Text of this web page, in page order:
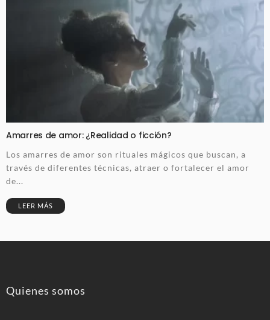
Amarres de amor: ¿Realidad o ficción?
Los amarres de amor son rituales mágicos que buscan, a
través de diferentes técnicas, atraer o fortalecer el amor
de...
LEER MÁS
Quienes somos